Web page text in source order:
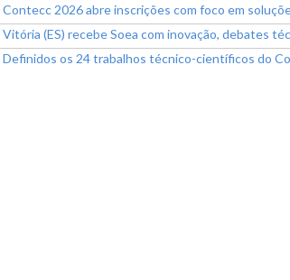
Contecc 2026 abre inscrições com foco em
Vitória (ES) recebe Soea com inovação, debates
Definidos os 24 trabalhos técnico-científicos do